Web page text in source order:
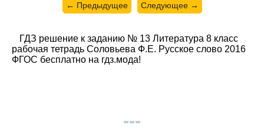
← Предыдущее Следующее →
ГДЗ решение к заданию № 13 Литература 8 класс
рабочая тетрадь Соловьева Ф.Е. Русское слово 2016
ФГОС бесплатно на гдз.мода!